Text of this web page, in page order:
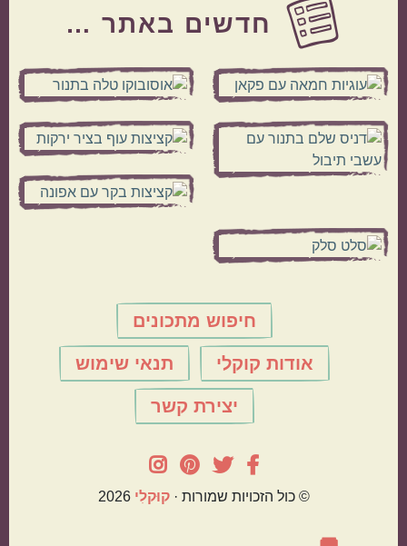
Footer
חדשים באתר …
חיפוש מתכונים
אודות קוקלי תנאי שימוש
יצירת קשר
© כול הזכויות שמורות ·קוּקלִי 2026